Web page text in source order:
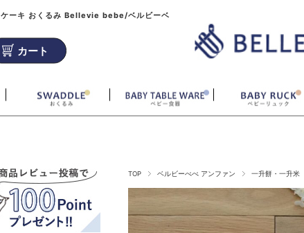
ケーキ おくるみ Bellevie bebe/ベルビーベ
カート
TOP ベルビーべべ アンファン 一升餅・一升米